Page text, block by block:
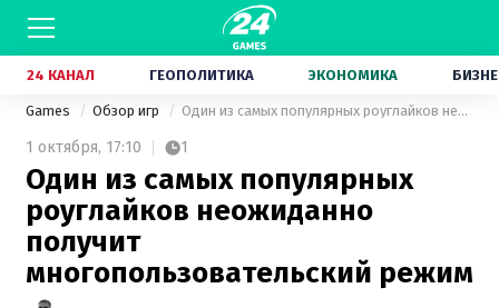
24 КАНАЛ ГЕОПОЛИТИКА ЭКОНОМИКА
Games Обзор игр Один из самых популярных роуглайков неожиданно получит многопользовательский режим
1 октября, 17:10 1
Один из самых популярных
роуглайков неожиданно
получит
многопользовательский режим